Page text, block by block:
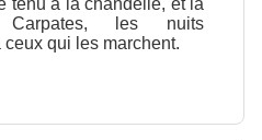
les nuits
qui les marchent.